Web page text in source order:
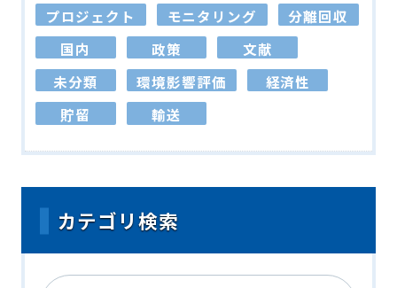
プロジェクト
モニタリング
分離回収
国内
政策
文献
未分類
環境影響評価
経済性
貯留
輸送
カテゴリ検索